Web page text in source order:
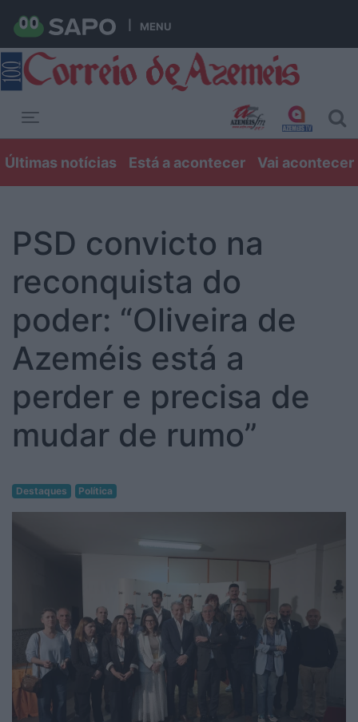
MENU
Últimas notícias Está a acontecer Vai acontecer
PSD convicto na
reconquista do
poder: “Oliveira de
Azeméis está a
perder e precisa de
mudar de rumo”
Destaques Política